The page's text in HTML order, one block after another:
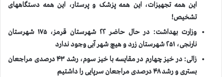
این همه تجهیزات، این همه پزشک و پرستار، این همه دستگاههای
تشخیص!
وزارت بهداشت: در حال حاضر ۲۲ شهرستان قرمز، ۱۷۵ شهرستان
نارنجی، ۲۵۱ شهرستان زرد و هیچ شهر آبی وجود ندارد
زالی: در خیز چهارم در مقایسه با خیز سوم، رشد ۴۳ درصدی مراجعان
بستری و رشد ۴۸ درصدی مراجعان سرپایی را داشتيم